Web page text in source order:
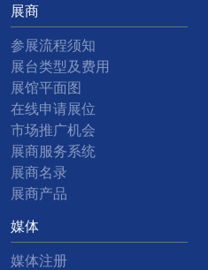
展商
参展流程须知
展台类型及费用
展馆平面图
在线申请展位
市场推广机会
展商服务系统
展商名录
展商产品
媒体
媒体注册